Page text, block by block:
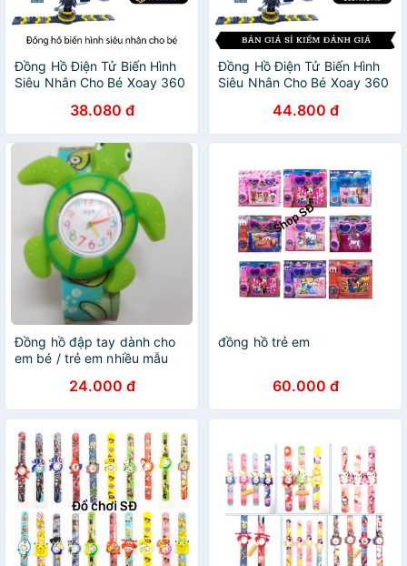
Đồng Hồ Điện Tử Biến Hình
Siêu Nhân Cho Bé Xoay 360
Tạo 790338.080 đ
Đồng Hồ Điện Tử Biến Hình
Siêu Nhân Cho Bé Xoay 360
Tạo 790344.800 đ
Đồng hồ đập tay dành cho
em bé / trẻ em nhiều mẫu
24.000 đ
đồng hồ trẻ em
60.000 đ